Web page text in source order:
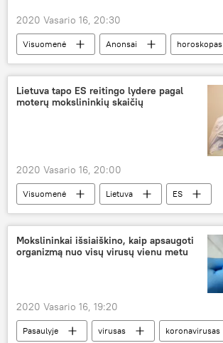
2020 Vasario 16, 20:30
Visuomenė Anonsai horoskopas
Lietuva tapo ES reitingo lydere pagal
moterų mokslininkių skaičių
2020 Vasario 16, 20:00
Visuomenė Lietuva
ES
reitingas
mokslininkai
Mokslininkai išsiaiškino, kaip apsaugoti
organizmą nuo visų virusų vienu metu
2020 Vasario 16, 19:20
Pasaulyje virusas
koronavirusas